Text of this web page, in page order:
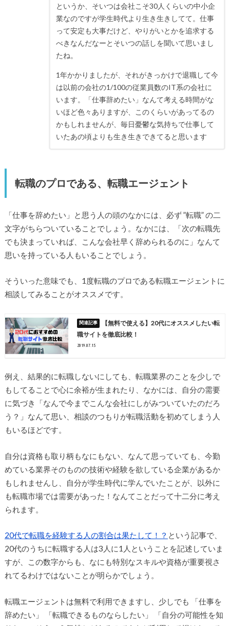
というか、そいつは会社こそ30人くらいの中小企
業なのですが学生時代より生き生きしてて。仕事
って安定も大事だけど、やりがいとかを追求する
べきなんだなーとそいつの話しを聞いて思いまし
たね。
1年かかりましたが、それがきっかけで退職して今
は以前の会社の1/100の従業員数のIT系の会社に
います。「仕事辞めたい」なんて考える時間がな
いほど色々ありますが、このくらいがあってるの
かもしれませんが、毎日憂鬱な気持ちで仕事して
いたあの頃よりも生き生きできてると思います
転職のプロである、転職エージェント
「仕事を辞めたい」と思う人の頭のなかには、必ず ”転職” の二
文字がちらついていることでしょう。なかには、「次の転職先
でも決まっていれば、こんな会社早く辞められるのに」なんて
思いを持っている人もいることでしょう。
そういった意味でも、1度転職のプロである転職エージェントに
相談してみることがオススメです。
【無料で使える】20代にオススメしたい転
職サイトを徹底比較！
2019.07.15
例え、結果的に転職しないにしても、転職業界のことを少しで
もしてることで心に余裕が生まれたり、なかには、自分の需要
に気づき「なんで今までこんな会社にしがみついていたのだろ
う？」なんて思い、相談のつもりが転職活動を初めてしまう人
もいるほどです。
自分は資格も取り柄もなにもない、なんて思っていても、今勤
めている業界そのものの技術や経験を欲している企業があるか
もしれませんし、自分が学生時代に学んでいたことが、以外に
も転職市場では需要があった！なんてことだって十二分に考え
られます。
20代で転職を経験する人の割合は果たして！？ という記事で、
20代のうちに転職する人は3人に1人ということを記述していま
すが、この数字からも、なにも特別なスキルや資格が重要視さ
れてるわけではないことが明らかでしょう。
転職エージェントは無料で利用できますし、少しでも 「仕事を
辞めたい」 「転職できるものならしたい」 「自分の可能性を知